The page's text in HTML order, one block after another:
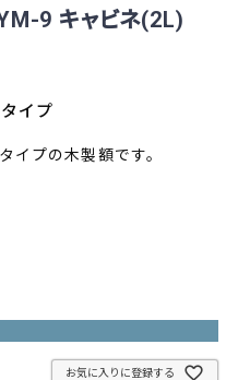
9 キャビネ(2L)
イプ
イプの木製額です。
お気に入りに登録する